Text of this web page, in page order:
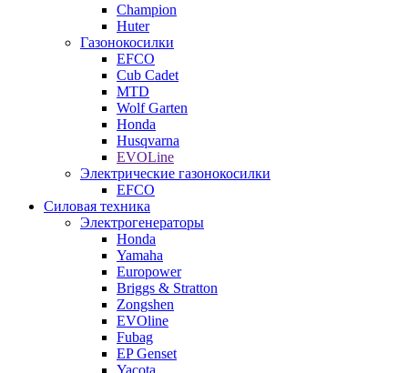
Champion
Huter
Газонокосилки
EFCO
Cub Cadet
MTD
Wolf Garten
Honda
Husqvarna
EVOLine
Электрические газонокосилки
EFCO
Силовая техника
Электрогенераторы
Honda
Yamaha
Europower
Briggs & Stratton
Zongshen
EVOline
Fubag
EP Genset
Yacota